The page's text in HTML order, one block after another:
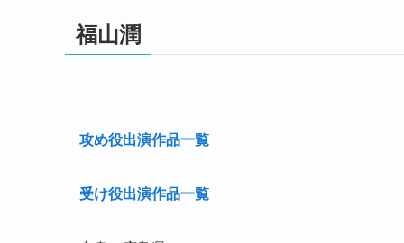
福山潤
攻め役出演作品一覧
受け役出演作品一覧